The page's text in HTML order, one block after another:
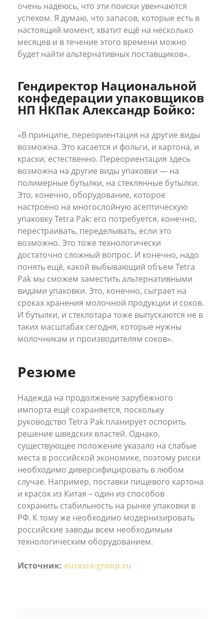
очень надеюсь, что эти поиски увенчаются
успехом. Я думаю, что запасов, которые есть в
настоящий момент, хватит ещё на несколько
месяцев и в течение этого времени можно
будет найти альтернативных поставщиков».
Гендиректор Национальной
конфедерации упаковщиков
НП НКПак Александр Бойко:
«В принципе, переориентация на другие виды
возможна. Это касается и фольги, и картона, и
краски, естественно. Переориентация здесь
возможна на другие виды упаковки — на
полимерные бутылки, на стеклянные бутылки.
Это, конечно, оборудование, которое
настроено на многослойную асептическую
упаковку Tetra Pak: его потребуется, конечно,
перестраивать, переделывать, если это
возможно. Это тоже технологически
достаточно сложный вопрос. И конечно, надо
понять ещё, какой выбывающий объем Tetra
Pak мы сможем заместить альтернативными
видами упаковки. Это, конечно, сыграет на
сроках хранения молочной продукции и соков.
И бутылки, и стеклотара тоже выпускаются не в
таких масштабах сегодня, которые нужны
молочникам и производителям соков».
Резюме
Надежда на продолжение зарубежного
импорта ещё сохраняется, поскольку
руководство Tetra Pak планирует оспорить
решение шведских властей. Однако,
существующее положение указало на слабые
места в российской экономике, поэтому риски
необходимо диверсифицировать в любом
случае. Например, поставки пищевого картона
и красок из Китая – один из способов
сохранить стабильность на рынке упаковки в
РФ. К тому же необходимо модернизировать
российские заводы всем необходимым
технологическим оборудованием.
Источник: eurasia-group.ru